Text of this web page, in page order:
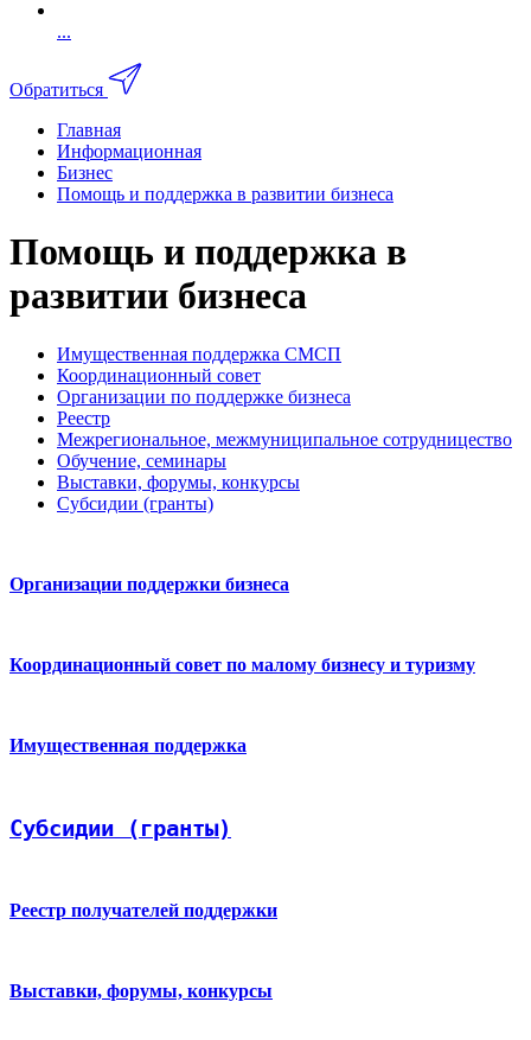
...
Обратиться
Главная
Информационная
Бизнес
Помощь и поддержка в развитии бизнеса
Помощь и поддержка в
развитии бизнеса
Имущественная поддержка СМСП
Координационный совет
Организации по поддержке бизнеса
Реестр
Межрегиональное, межмуниципальное сотрудницество
Обучение, семинары
Выставки, форумы, конкурсы
Субсидии (гранты)
Организации поддержки бизнеса
Координационный совет по малому бизнесу и туризму
Имущественная поддержка
Субсидии (гранты)
Реестр получателей поддержки
Выставки, форумы, конкурсы